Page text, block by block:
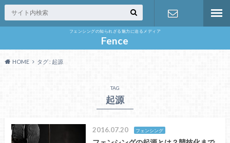
フェンシングの知られざる魅力に迫るメディア
Fence
HOME タグ : 起源
TAG
起源
2016.07.20 フェンシング